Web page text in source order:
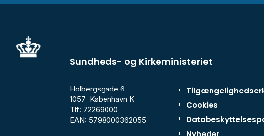
Sundheds- og Kirkeministeriet
Holbergsgade 6
1057 København K
Tlf: 72269000
EAN: 5798000362055
Cookies